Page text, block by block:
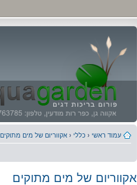
עמוד ראשי ‹ כללי ‹ אקווריום של מים מתוקים
אקווריום של מים מתוקים